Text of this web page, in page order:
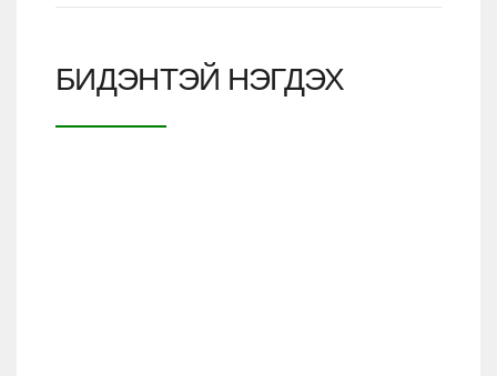
БИДЭНТЭЙ НЭГДЭХ